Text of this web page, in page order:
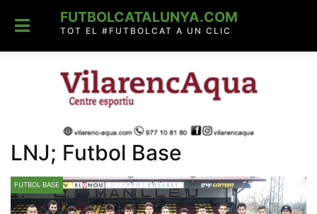
content
FUTBOLCATALUNYA.COM
TOT EL #FUTBOLCAT A UN CLIC
LNJ; Futbol Base
FUTBOL BASE